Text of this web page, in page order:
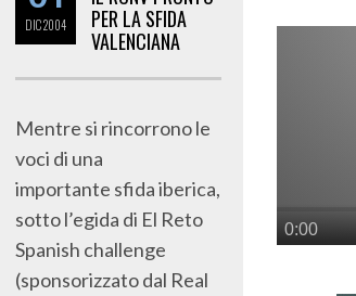
DIC2004
PER LA SFIDA
VALENCIANA
Mentre si rincorrono le
voci di una
importante sfida iberica,
sotto l’egida di El Reto
Spanish challenge
(sponsorizzato dal Real